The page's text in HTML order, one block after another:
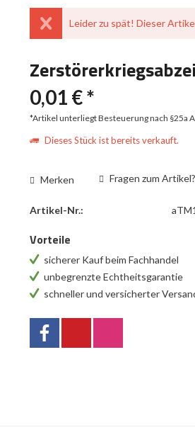
Leider zu spät! Dieser
0,01 € *
*Artikel unterliegt Besteuerung nach §25a
Dieses Stück ist bereits verkauft.
Merken Fragen zum Artikel?
Artikel-Nr.:
Vorteile
sicherer Kauf beim Fachhandel
unbegrenzte Echtheitsgarantie
schneller und versicherter